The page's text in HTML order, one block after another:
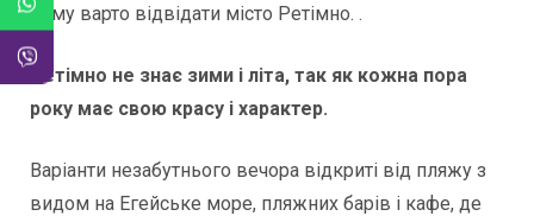
йому варто відвідати місто Ретімно. .
Ретімно не знає зими і літа, так як кожна пора
року має свою красу і характер.
Варіанти незабутнього вечора відкриті від пляжу з
видом на Егейське море, пляжних барів і кафе, де